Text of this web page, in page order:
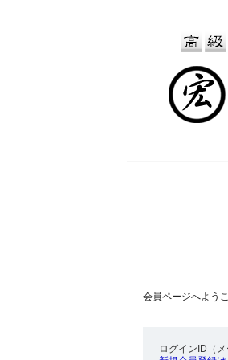
会員ページへよう
ログインID（